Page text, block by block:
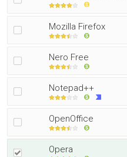
Mozilla Firefox
Nero Free
Notepad++
OpenOffice
Opera